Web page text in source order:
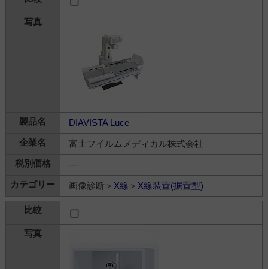
DIAVISTA Luce
富士フイルムメディカル株式会社
---
画像診断＞ X線 ＞ X線装置(据置型)